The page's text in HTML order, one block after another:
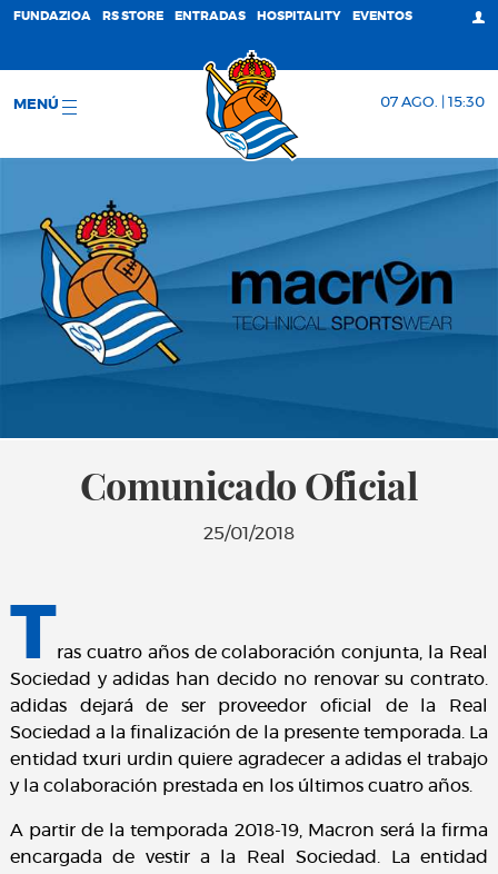
FUNDAZIOA RS STORE ENTRADAS HOSPITALITY EVENTOS
MENÚ 07 AGO. | 15:30
Comunicado Oficial
25/01/2018
Tras cuatro años de colaboración conjunta, la Real
Sociedad y adidas han decido no renovar su contrato.
adidas dejará de ser proveedor oficial de la Real
Sociedad a la finalización de la presente temporada. La
entidad txuri urdin quiere agradecer a adidas el trabajo
y la colaboración prestada en los últimos cuatro años.
A partir de la temporada 2018-19, Macron será la firma
encargada de vestir a la Real Sociedad. La entidad